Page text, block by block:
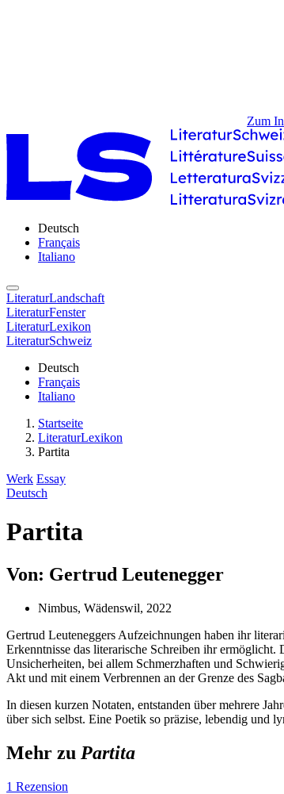
Zum
Deutsch
Français
Italiano
LiteraturLandschaft
LiteraturFenster
LiteraturLexikon
LiteraturSchweiz
Deutsch
Français
Italiano
Startseite
LiteraturLexikon
Partita
Werk Essay
Deutsch
Partita
Von: Gertrud Leutenegger
Nimbus, Wädenswil, 2022
Gertrud Leuteneggers Aufzeichnungen haben ihr
Erkenntnisse das literarische Schreiben ihr
Unsicherheiten, bei allem Schmerzhaften und
Akt und mit einem Verbrennen an der Grenze des
In diesen kurzen Notaten, entstanden über mehrere
über sich selbst. Eine Poetik so präzise, lebendig und
Mehr zu Partita
1 Rezension